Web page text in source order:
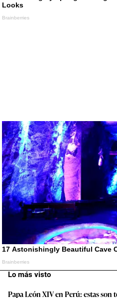
Lo más visto
Papa León XIV en Perú: estas son